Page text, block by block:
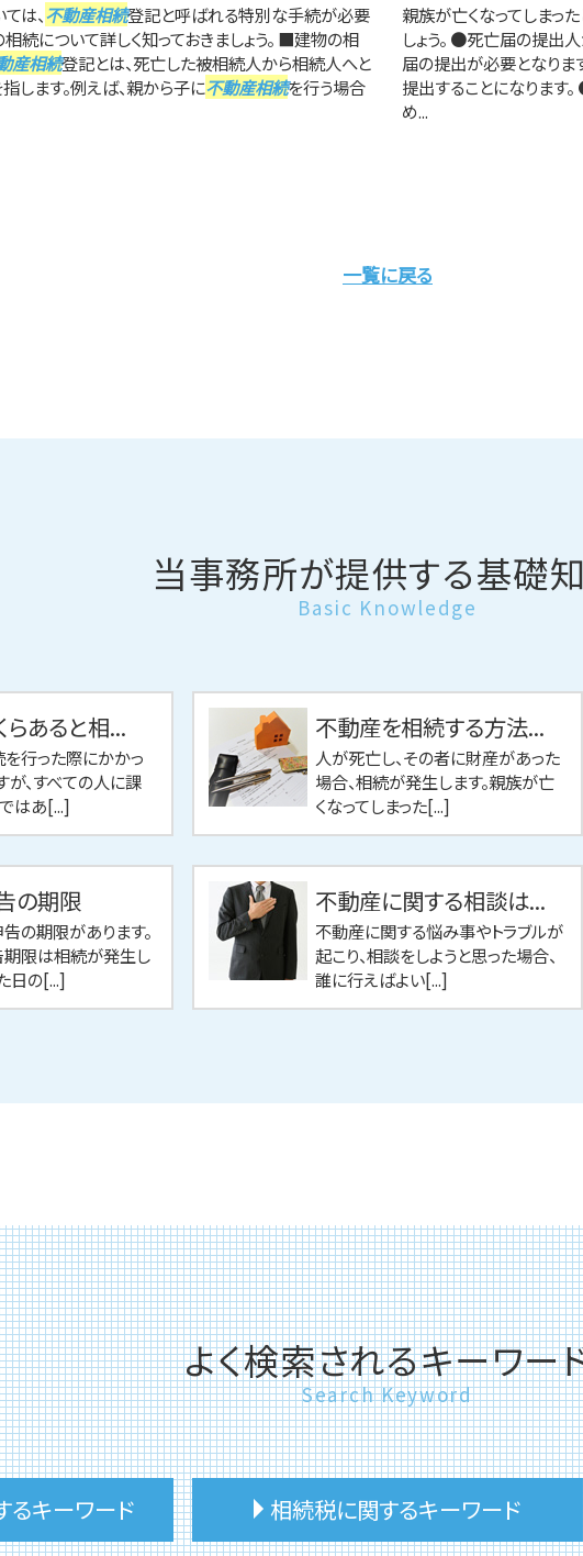
は、不動産相続登記と呼ばれる特別な手続が必要
続について詳しく知っておきましょう。 ■建物の相
産相続登記とは、死亡した被相続人から相続人へと
します。例えば、親から子に不動産相続を行う場合
親族が亡くなってしまった
しょう。 ●死亡届の提出
届の提出が必要となりま
提出することになります
め...
一覧に戻る
当事務所が提供する基礎
Basic Knowledge
らあると相...
行った際にかかっ
が、すべての人に課
はあ[...]
不動産を相続する方法...
人が死亡し、その者に財産があった
場合、相続が発生します。親族が亡
くなってしまった[...]
の期限
の期限があります。
限は相続が発生し
日の[...]
不動産に関する相談は...
不動産に関する悩み事やトラブルが
起こり、相談をしようと思った場合、
誰に行えばよい[...]
よく検索されるキーワー
Search Keyword
キーワード 相続税に関するキーワード